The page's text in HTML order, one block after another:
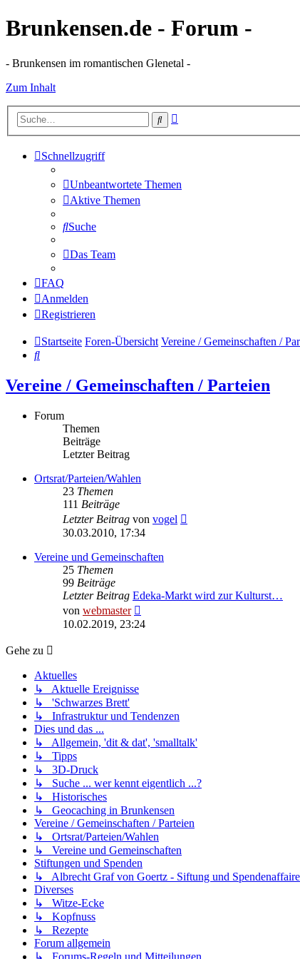
Brunkensen.de - Forum -
- Brunkensen im romantischen Glenetal -
Zum Inhalt
Suche
Schnellzugriff
Unbeantwortete Themen
Aktive Themen
Suche
Das Team
FAQ
Anmelden
Registrieren
Startseite Foren-Übersicht Vereine / Gemeinschaften /
Suche
Vereine / Gemeinschaften / Parteien
Forum
Themen
Beiträge
Letzter Beitrag
Ortsrat/Parteien/Wahlen
23 Themen
111 Beiträge
Letzter Beitrag von vogel
30.03.2010, 17:34
Vereine und Gemeinschaften
25 Themen
99 Beiträge
Letzter Beitrag Edeka-Markt wird zur Kulturst…
von webmaster
Beitrag
10.02.2019, 23:24
Gehe zu
Aktuelles
↳ Aktuelle Ereignisse
↳ 'Schwarzes Brett'
↳ Infrastruktur und Tendenzen
Dies und das ...
↳ Allgemein, 'dit & dat', 'smalltalk'
↳ Tipps
↳ 3D-Druck
↳ Suche ... wer kennt eigentlich ...?
↳ Historisches
↳ Geocaching in Brunkensen
Vereine / Gemeinschaften / Parteien
↳ Ortsrat/Parteien/Wahlen
↳ Vereine und Gemeinschaften
Stiftungen und Spenden
↳ Albrecht Graf von Goertz - Siftung und Spendenaffaire
Diverses
↳ Witze-Ecke
↳ Kopfnuss
↳ Rezepte
Forum allgemein